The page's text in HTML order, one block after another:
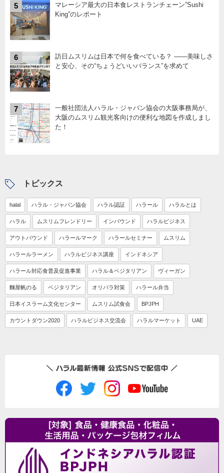
5
マレーシア最大の日本食レストランチェーン”Sushi
King”のレポート
6
訪日ムスリムは日本で何を食べている？ ――美味しさ
と安心、その“ちょうどいいバランス”を求めて
7
一般社団法人ハラル・ジャパン協会の大阪事務局が、
大阪のムスリム観光客向けの便利な地図を作成しまし
た！
トピックス
halal ハラル・ジャパン協会 ハラル認証 ハラール ハラルとは
ハラル ムスリムフレンドリー インバウンド ハラルビジネス
アウトバウンド ハラールマーク ハラールセミナー ムスリム
ハラールラーメン ハラルビジネス講座 インドネシア
ハラール対応食普及促進事業 ハラル＆ベジタリアン ヴィーガン
麵屋帆のる ベジタリアン オリパラ対策 ハラール弁当
日本イスラーム文化センター ムスリム試食会 BPJPH
カウントダウン2020 ハラルビジネス交流会 ハラルマーケット UAE